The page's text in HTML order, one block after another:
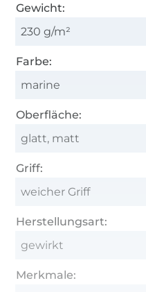
Gewicht:
230 g/m²
Farbe:
marine
Oberfläche:
glatt, matt
Griff:
weicher Griff
Herstellungsart:
gewirkt
Merkmale: